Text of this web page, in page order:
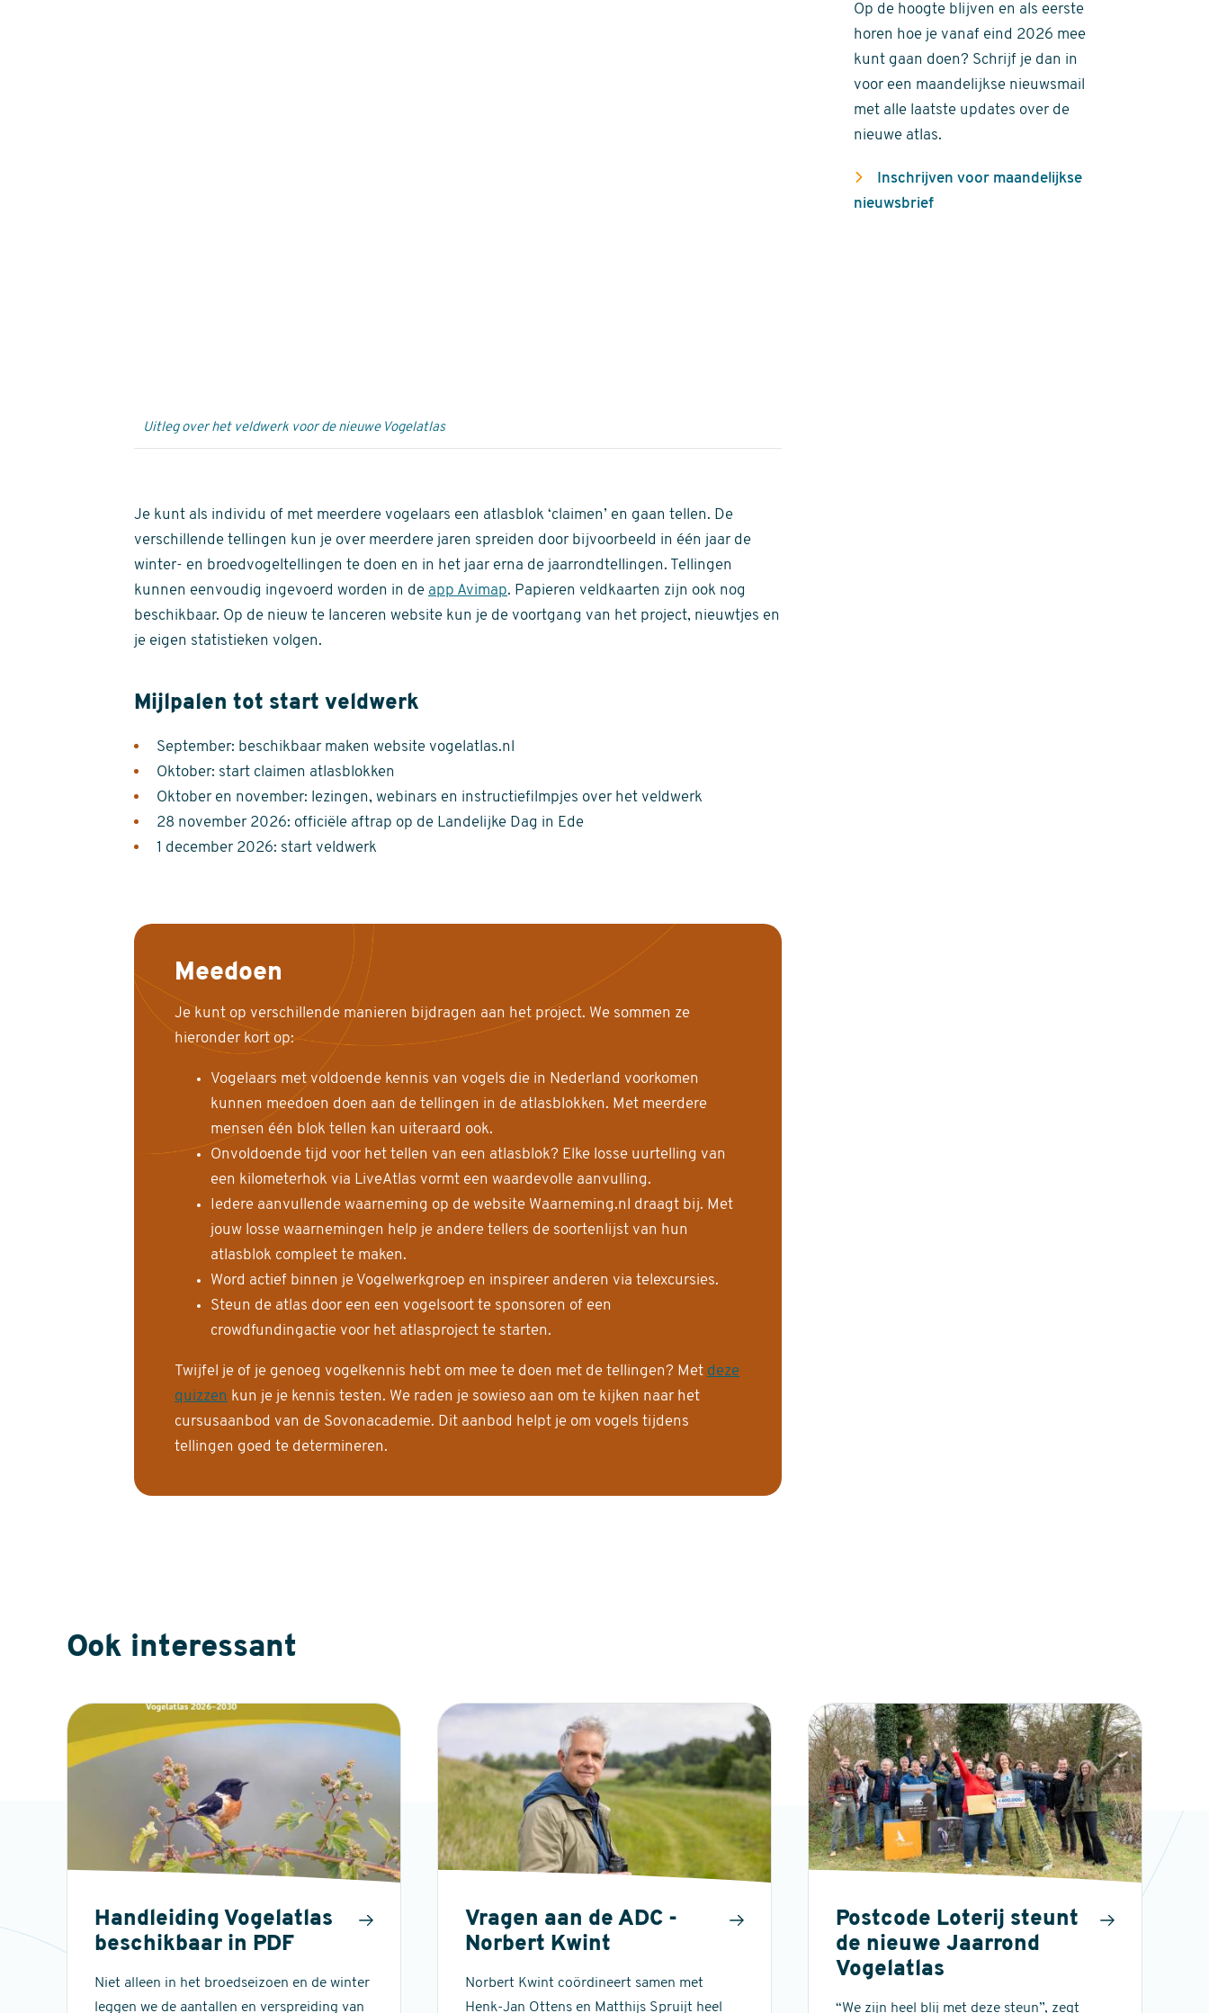
Uitleg over het veldwerk voor de nieuwe Vogelatlas
Je kunt als individu of met meerdere vogelaars een atlasblok ‘claimen’ en gaan tellen. De
verschillende tellingen kun je over meerdere jaren spreiden door bijvoorbeeld in één jaar de
winter- en broedvogeltellingen te doen en in het jaar erna de jaarrondtellingen. Tellingen
kunnen eenvoudig ingevoerd worden in de app Avimap. Papieren veldkaarten zijn ook nog
beschikbaar. Op de nieuw te lanceren website kun je de voortgang van het project, nieuwtjes en
je eigen statistieken volgen.
Mijlpalen tot start veldwerk
September: beschikbaar maken website vogelatlas.nl
Oktober: start claimen atlasblokken
Oktober en november: lezingen, webinars en instructiefilmpjes over het veldwerk
28 november 2026: officiële aftrap op de Landelijke Dag in Ede
1 december 2026: start veldwerk
Meedoen
Je kunt op verschillende manieren bijdragen aan het project. We sommen ze
hieronder kort op:
Vogelaars met voldoende kennis van vogels die in Nederland voorkomen
kunnen meedoen doen aan de tellingen in de atlasblokken. Met meerdere
mensen één blok tellen kan uiteraard ook.
Onvoldoende tijd voor het tellen van een atlasblok? Elke losse uurtelling van
een kilometerhok via LiveAtlas vormt een waardevolle aanvulling.
Iedere aanvullende waarneming op de website Waarneming.nl draagt bij. Met
jouw losse waarnemingen help je andere tellers de soortenlijst van hun
atlasblok compleet te maken.
Word actief binnen je Vogelwerkgroep en inspireer anderen via telexcursies.
Steun de atlas door een een vogelsoort te sponsoren of een
crowdfundingactie voor het atlasproject te starten.
Twijfel je of je genoeg vogelkennis hebt om mee te doen met de tellingen? Met deze
quizzen kun je je kennis testen. We raden je sowieso aan om te kijken naar het
cursusaanbod van de Sovonacademie. Dit aanbod helpt je om vogels tijdens
tellingen goed te determineren.
Op de hoogte blijven en als eerste
horen hoe je vanaf eind 2026 mee
kunt gaan doen? Schrijf je dan in
voor een maandelijkse nieuwsmail
met alle laatste updates over de
nieuwe atlas.
Inschrijven voor maandelijkse
nieuwsbrief
Ook interessant
Handleiding Vogelatlas
beschikbaar in PDF
Niet alleen in het broedseizoen en de winter
leggen we de aantallen en verspreiding van
Vragen aan de ADC -
Norbert Kwint
Norbert Kwint coördineert samen met
Henk-Jan Ottens en Matthijs Spruijt heel
Postcode Loterij steunt
de nieuwe Jaarrond
Vogelatlas
“We zijn heel blij met deze steun”, zegt